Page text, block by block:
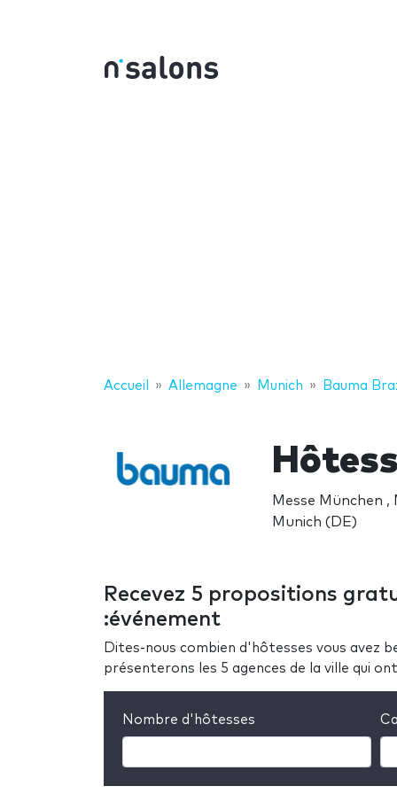
Accueil Allemagne Munich Bauma
Messe München ,
Munich (DE)
Recevez 5 propositions
:événement
Dites-nous combien d'hôtesses vous avez
présenterons les 5 agences de la ville qui
Nombre d'hôtesses